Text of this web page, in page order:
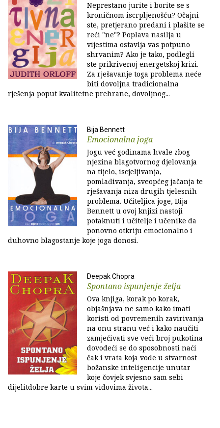
Neprestano jurite i borite se s
kroničnom iscrpljenošću? Očajni
ste, pretjerano predani i plašite se
reći "ne"? Poplava nasilja u
vijestima ostavlja vas potpuno
shrvanim? Ako je tako, podlegli
ste prikrivenoj energetskoj krizi.
Za rješavanje toga problema neće
biti dovoljna tradicionalna
rješenja poput kvalitetne prehrane, dovoljnog...
Bija Bennett
Emocionalna joga
Jogu već godinama hvale zbog
njezina blagotvornog djelovanja
na tijelo, iscjeljivanja,
pomlađivanja, sveopćeg jačanja te
rješavanja niza drugih tjelesnih
problema. Učiteljica joge, Bija
Bennett u ovoj knjizi nastoji
potaknuti i učitelje i učenike da
ponovno otkriju emocionalno i
duhovno blagostanje koje joga donosi.
Deepak Chopra
Spontano ispunjenje želja
Ova knjiga, korak po korak,
objašnjava ne samo kako imati
koristi od povremenih zavirivanja
na onu stranu već i kako naučiti
zamjećivati sve veći broj pukotina
dovodeći se do sposobnosti naći
čak i vrata koja vode u stvarnost
božanske inteligencije unutar
koje čovjek svjesno sam sebi
dijelitdobre karte u svim vidovima života...